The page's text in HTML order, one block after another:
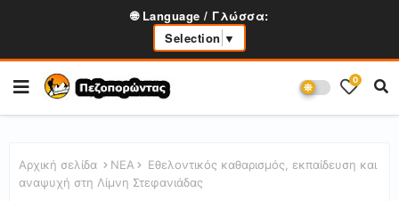
🌐 Language / Γλώσσα:
Selection ▼
0
Αρχική σελίδα ΝΕΑ
Εθελοντικός καθαρισμός, εκπαίδευση και
αναψυχή στη Λίμνη Στεφανιάδας